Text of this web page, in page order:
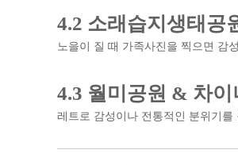
4.2 소래습지생태공
노을이 질 때 가족사진을 찍으면 감
4.3 월미공원 & 차
레트로 감성이나 전통적인 분위기